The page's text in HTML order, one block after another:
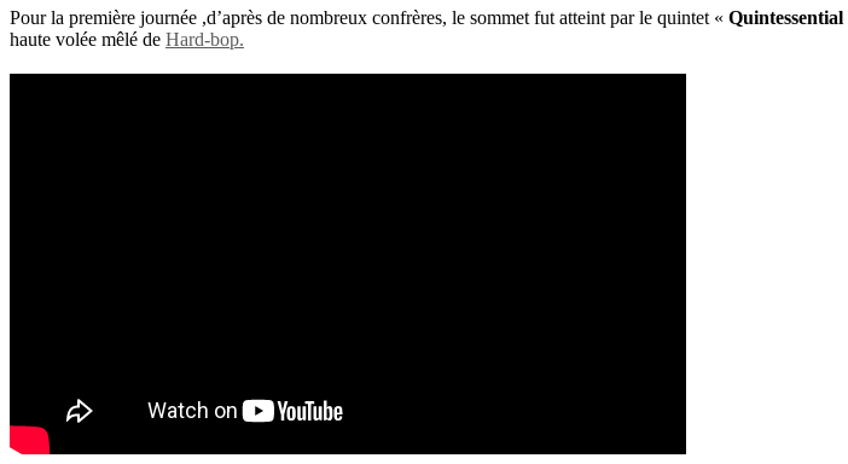
Pour la première journée ,d’après de nombreux confrères, le sommet fut atteint par le quintet « Quintessential
haute volée mêlé de Hard-bop.